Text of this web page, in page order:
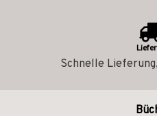
Schnelle